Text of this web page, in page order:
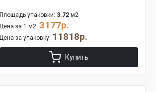
Площадь упаковки: 3.72 м2
Цена за 1 м2: 3177р.
Цена за упаковку: 11818р.
Купить